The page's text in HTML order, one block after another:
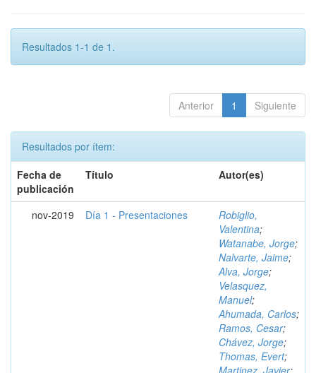
Resultados 1-1 de 1.
Anterior 1 Siguiente
Resultados por ítem:
Fecha de
publicación
Título Autor(es)
nov-2019 Día 1 - Presentaciones
Robiglio,
Valentina;
Watanabe, Jorge;
Nalvarte, Jaime;
Alva, Jorge;
Velasquez,
Manuel;
Ahumada, Carlos;
Ramos, Cesar;
Chávez, Jorge;
Thomas, Evert;
Martinez, Javier;